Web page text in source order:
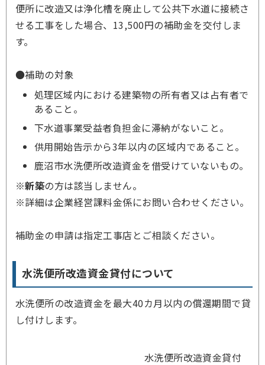
便所に改造又は浄化槽を廃止して公共下水道に接続さ
せる工事をした場合、13,500円の補助金を交付しま
す。
●補助の対象
処理区域内における建築物の所有者又は占有者で
あること。
下水道事業受益者負担金に滞納がないこと。
供用開始告示から3年以内の区域内であること。
鹿沼市水洗便所改造資金を借受けていないもの。
※新築の方は該当しません。
※詳細は企業経営課料金係にお問い合わせください。
補助金の申請は指定工事店とご相談ください。
水洗便所改造資金貸付について
水洗便所の改造資金を最大40カ月以内の償還期間で貸
し付けします。
水洗便所改造資金貸付